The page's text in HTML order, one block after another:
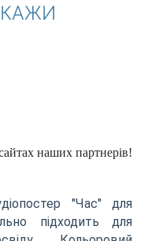
наших партнерів!
"Час" для
підходить для